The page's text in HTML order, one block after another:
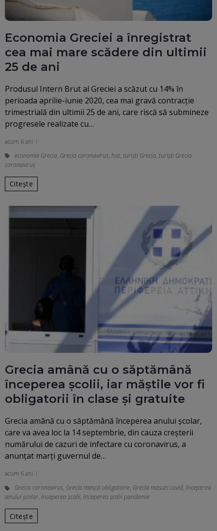
Economia Greciei a înregistrat
cea mai mare scădere din ultimii
25 de ani
Produsul Intern Brut al Greciei a scăzut cu 14% în
perioada aprilie-iunie 2020, cea mai gravă contracţie
trimestrială din ultimii 25 de ani, care riscă să submineze
progresele realizate cu…
acum 6 ani
economie Grecia, Grecia coronavirus, hot, turiști Grecia, turiști Grecia
coronavirus
Citește
Grecia amână cu o săptămână
începerea școlii, iar măștile vor fi
obligatorii în clase și gratuite
Grecia amână cu o săptămână începerea anului şcolar,
care va avea loc la 14 septembrie, din cauza creşterii
numărului de cazuri de infectare cu coronavirus, a
anunţat marţi guvernul de…
acum 6 ani
Grecia coronavirus, Grecia mască obligatorie, Grecia măsuri covid, începerea
anului școlar, începerea școlii, începerea școlii pandemie
Citește